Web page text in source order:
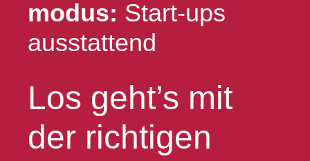
modus: Start-ups
ausstattend
Los geht’s mit
der richtigen